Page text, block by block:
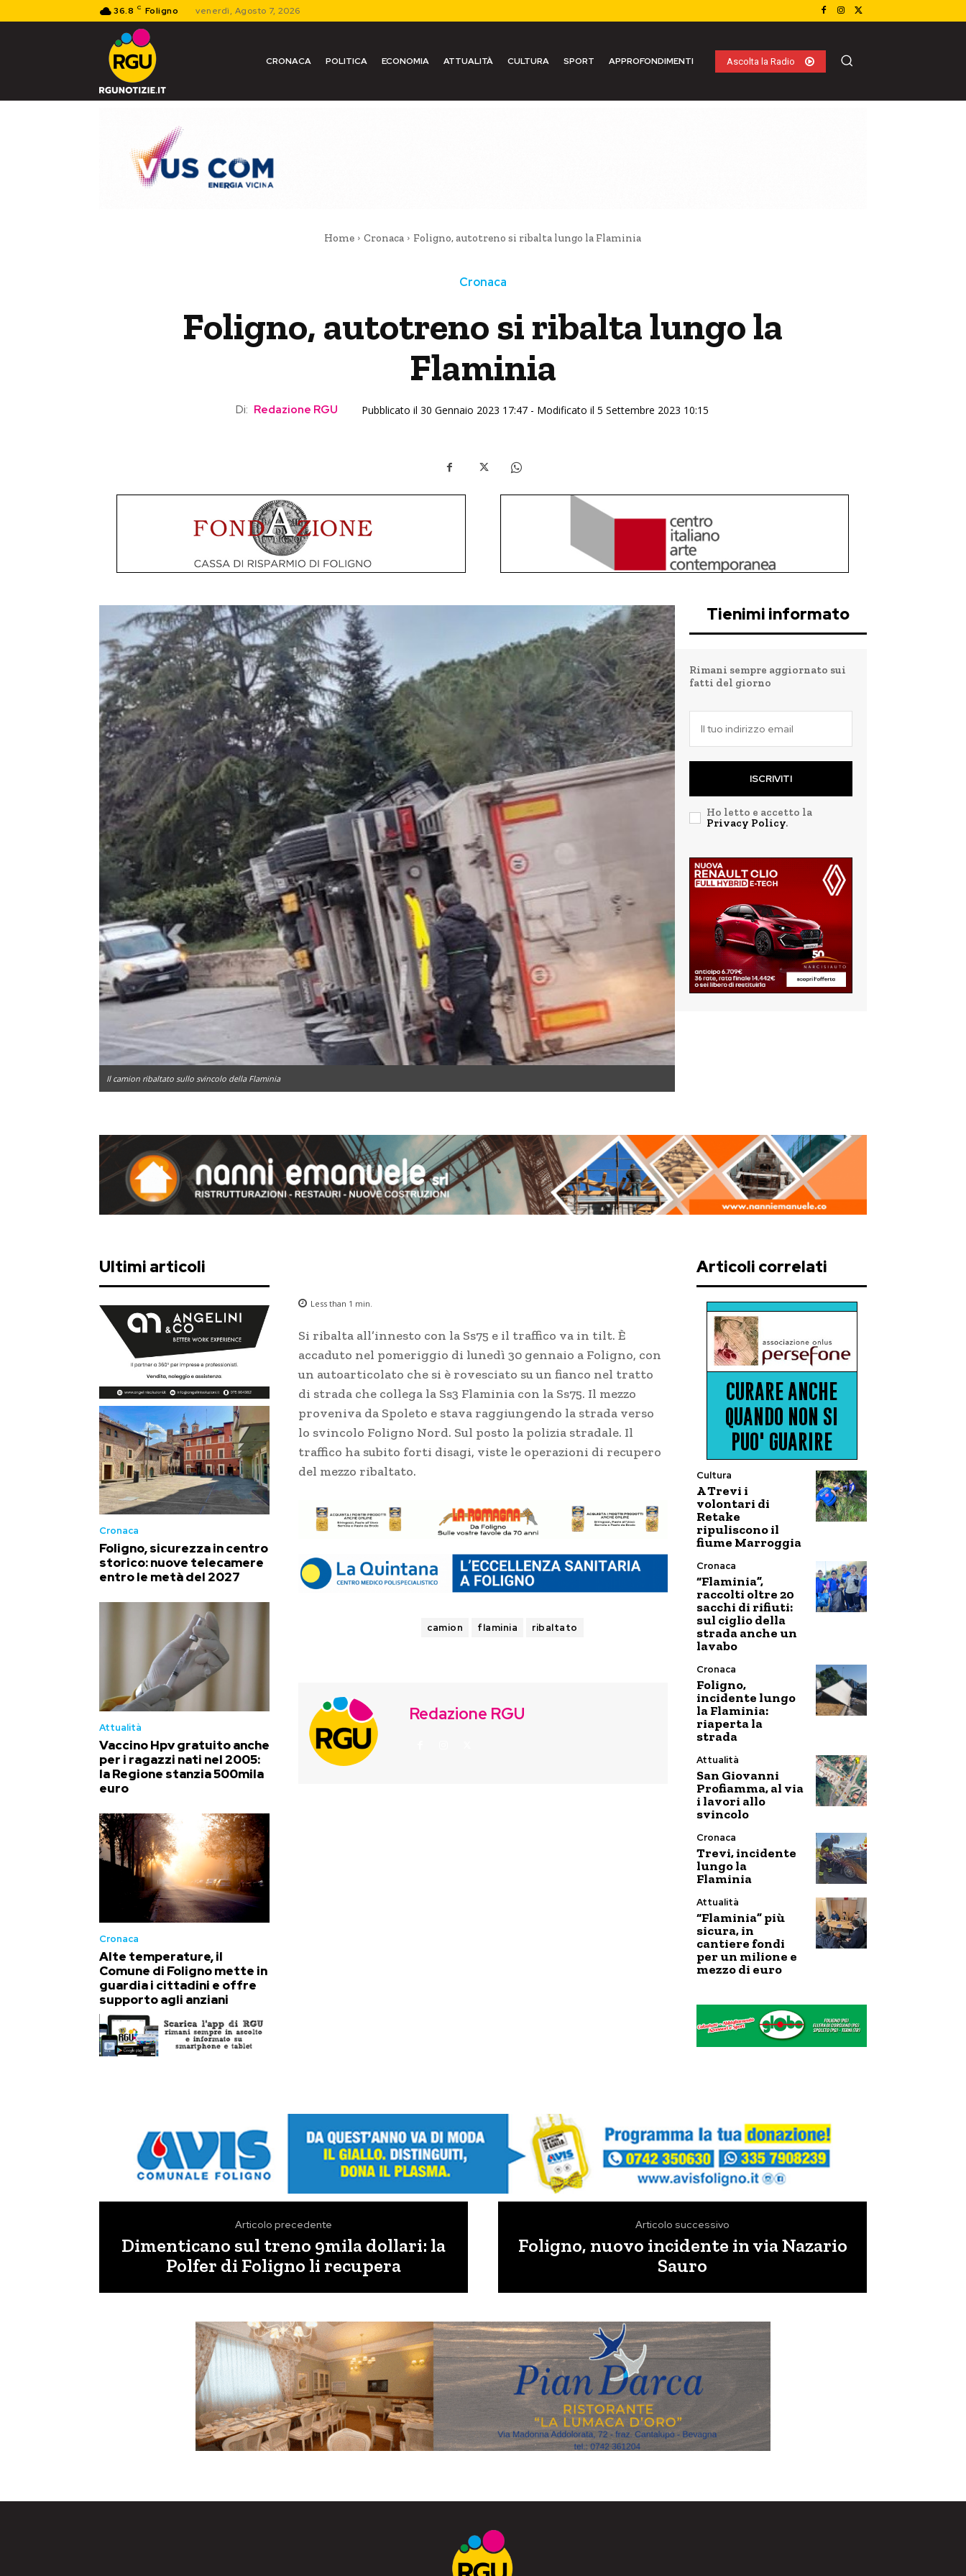
36.8 C Foligno venerdì, Agosto 7, 2026
CRONACA POLITICA ECONOMIA ATTUALITÀ CULTURA SPORT APPROFONDIMENTI Ascolta la Radio
Home Cronaca Foligno, autotreno si ribalta lungo la Flaminia
Cronaca
Foligno, autotreno si ribalta lungo la
Flaminia
Di: Redazione RGU Pubblicato il 30 Gennaio 2023 17:47 - Modificato il 5 Settembre 2023 10:15
Il camion ribaltato sullo svincolo della Flaminia
Tienimi informato
Rimani sempre aggiornato sui
fatti del giorno
ISCRIVITI
Ho letto e accetto la
Privacy Policy.
Ultimi articoli
Cronaca
Foligno, sicurezza in centro
storico: nuove telecamere
entro le metà del 2027
Attualità
Vaccino Hpv gratuito anche
per i ragazzi nati nel 2005:
la Regione stanzia 500mila
euro
Cronaca
Alte temperature, il
Comune di Foligno mette in
guardia i cittadini e offre
supporto agli anziani
Less than 1 min.
Si ribalta all’innesto con la Ss75 e il traffico va in tilt. È
accaduto nel pomeriggio di lunedì 30 gennaio a Foligno, con
un autoarticolato che si è rovesciato su un fianco nel tratto
di strada che collega la Ss3 Flaminia con la Ss75. Il mezzo
proveniva da Spoleto e stava raggiungendo la strada verso
lo svincolo Foligno Nord. Sul posto la polizia stradale. Il
traffico ha subito forti disagi, viste le operazioni di recupero
del mezzo ribaltato.
camion flaminia ribaltato
Redazione RGU
Articoli correlati
Cultura
A Trevi i
volontari di
Retake
ripuliscono il
fiume Marroggia
Cronaca
“Flaminia”,
raccolti oltre 20
sacchi di rifiuti:
sul ciglio della
strada anche un
lavabo
Cronaca
Foligno,
incidente lungo
la Flaminia:
riaperta la
strada
Attualità
San Giovanni
Profiamma, al via
i lavori allo
svincolo
Cronaca
Trevi, incidente
lungo la
Flaminia
Attualità
“Flaminia” più
sicura, in
cantiere fondi
per un milione e
mezzo di euro
Articolo precedente
Dimenticano sul treno 9mila dollari: la
Polfer di Foligno li recupera
Articolo successivo
Foligno, nuovo incidente in via Nazario
Sauro